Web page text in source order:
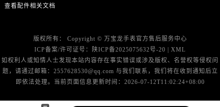
江西省鹰潭市月湖区胜利东路万国售后服务中心（需提前预约）
山东省德州市德城区东风中路万国售后服务中心（需提前预约）
山东省东营市东营区济南路万国售后服务中心（需提前预约）
查看配件相关文档
版权所有： Copyright © 万宝龙手表官方售后服务中心
ICP备案/许可证号：
陕ICP备2025075632号-20
XML
如权利人或知情人士发现本站内容存在事实错误或涉及版权、名誉权等侵权问
题，请通过邮箱：2557628530@qq.com 与我们联系，我们将在收到通知后立
即依法处理。当前页面信息更新时间：2026-07-12T11:02:24+08:00